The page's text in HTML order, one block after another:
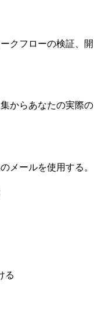
クフローの検証、開
からあなたの実際の
メールを使用する。
る